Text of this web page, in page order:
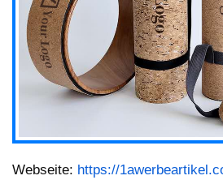
Webseite: https://